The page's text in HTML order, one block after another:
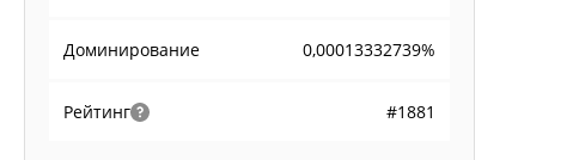
Доминирование 0,00013332739%
Рейтинг #1881